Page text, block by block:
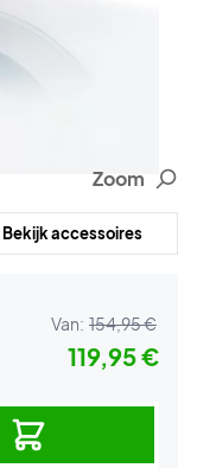
Zoom
Bekijk accessoires
Van: 154,95 €
119,95 €